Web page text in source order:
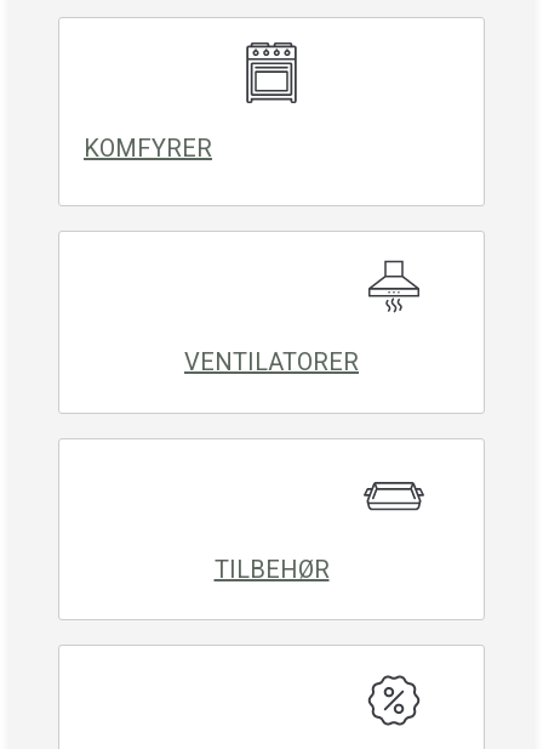
KOMFYRER
VENTILATORER
TILBEHØR